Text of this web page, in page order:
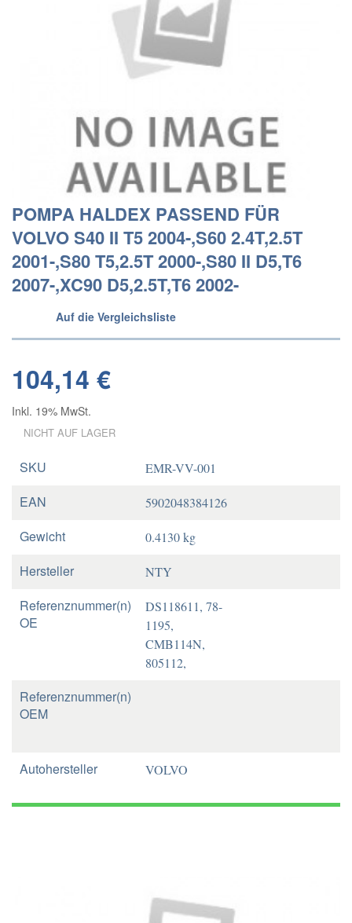
POMPA HALDEX PASSEND FÜR
VOLVO S40 II T5 2004-,S60 2.4T,2.5T
2001-,S80 T5,2.5T 2000-,S80 II D5,T6
2007-,XC90 D5,2.5T,T6 2002-
Auf die Vergleichsliste
104,14 €
Inkl. 19% MwSt.
NICHT AUF LAGER
SKU EMR-VV-001
EAN 5902048384126
Gewicht 0.4130 kg
Hersteller NTY
Referenznummer(n)
OE
DS118611, 78-
1195,
CMB114N,
805112,
Referenznummer(n)
OEM
Autohersteller VOLVO